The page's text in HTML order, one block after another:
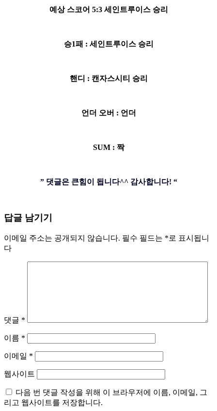
예상 스코어 5:3 세인트루이스 승리
승1패 : 세인트루이스 승리
핸디 : 캔자스시티 승리
언더 오버 : 언더
SUM : 짝
” 댓글은 큰힘이 됩니다^^ 감사합니다! “
답글 남기기
이메일 주소는 공개되지 않습니다. 필수 필드는 *로 표시됩니
다
댓글 *
이름 *
이메일 *
웹사이트
다음 번 댓글 작성을 위해 이 브라우저에 이름, 이메일, 그
리고 웹사이트를 저장합니다.